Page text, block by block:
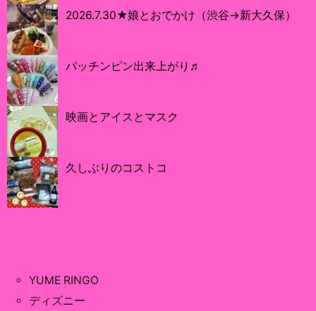
2026.7.30★娘とおでかけ（渋谷→新大久保）
パッチンピン出来上がり♬
映画とアイスとマスク
久しぶりのコストコ
YUME RINGO
ディズニー